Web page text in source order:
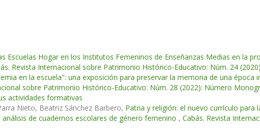
Escuelas Hogar en los Institutos Femeninos de Enseñanzas Medias en la
Revista Internacional sobre Patrimonio Histórico-Educativo: Núm. 24 (2020)
en la escuela": una exposición para preservar la memoria de una época
sobre Patrimonio Histórico-Educativo: Núm. 28 (2022): Número
actividades formativas
Nieto, Beatriz Sánchez Barbero, Patria y religión: el nuevo currículo para
de cuadernos escolares de género femenino , Cabás. Revista